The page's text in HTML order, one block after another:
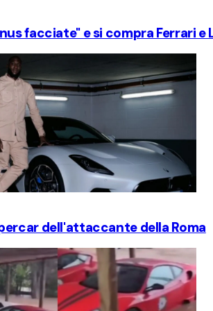
facciate" e si compra Ferrari e
dell'attaccante della Roma